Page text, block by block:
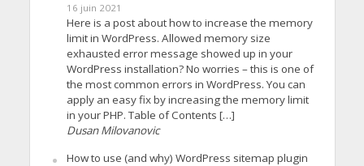
16 juin 2021
Here is a post about how to increase the memory
limit in WordPress. Allowed memory size
exhausted error message showed up in your
WordPress installation? No worries – this is one of
the most common errors in WordPress. You can
apply an easy fix by increasing the memory limit
in your PHP. Table of Contents […]
Dusan Milovanovic
How to use (and why) WordPress sitemap plugin